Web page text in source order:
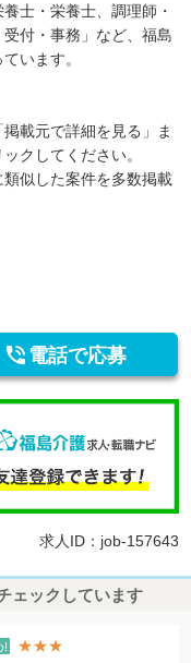
士・栄養士、調理師・
付・事務」など、福島
います。
載元で詳細を見る」ま
クしてください。
似した案件を多数掲載
 電話で応募
求人ID：job-157643
ェックしています
! ★★★